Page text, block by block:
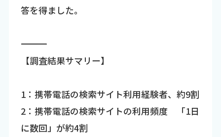
答を得ました。
―――――――――――――――――――――――――――――――――――
【調査結果サマリー】
1：携帯電話の検索サイト利用経験者、約9割
2：携帯電話の検索サイトの利用頻度 「1日
に数回」が約4割